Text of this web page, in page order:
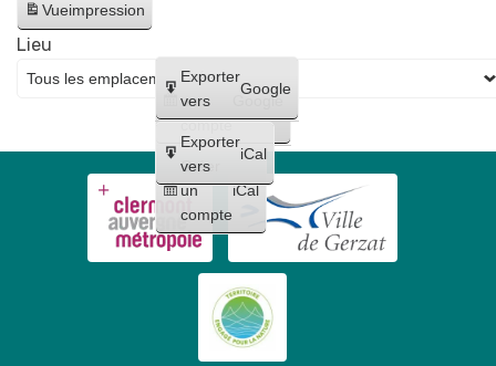
Vueimpression
Créer
un
compte
Google
Créer
un
compte
iCal
Exporter
vers
Google
Exporter
vers
iCal
Lieu